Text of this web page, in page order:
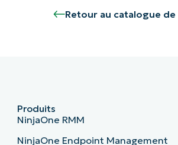
Retour au catalogue
Produits
NinjaOne RMM
NinjaOne Endpoint Management